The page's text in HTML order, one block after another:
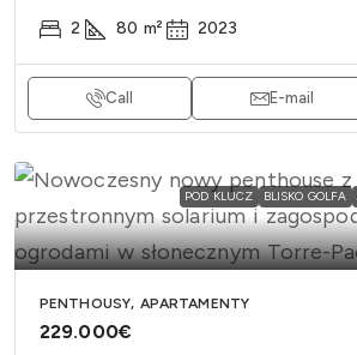
2 80 m² 2023
Call E-mail
POD KLUCZ BLISKO GOLFA
PENTHOUSY, APARTAMENTY
229.000€